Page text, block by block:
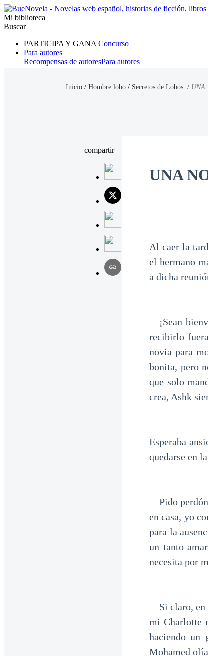
Mi biblioteca
Buscar
PARTICIPA Y GANA Concurso
Para autores
Recompensas de autoresPara autores
Ranking
Inicio / Hombre lobo / Secretos de Lobos. / UNA
compartir
UNA
Al caer la
el hermano
a dicha
—¡Sean
recibirlo
novia para
bonita, pero
que solo
crea, Ashk
Esperaba
quedarse en
—Pido perdón
en casa, yo
para la
un tanto
necesita por
—Si claro, en
mi Charlotte
haciendo un
Mohamed